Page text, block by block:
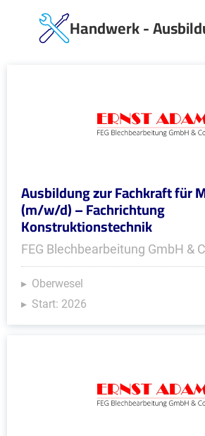
Handwerk -
Ausbildung zur Fachkraft für
(m/w/d) – Fachrichtung
Konstruktionstechnik
FEG Blechbearbeitung GmbH &
Oberwesel
Start: 2026